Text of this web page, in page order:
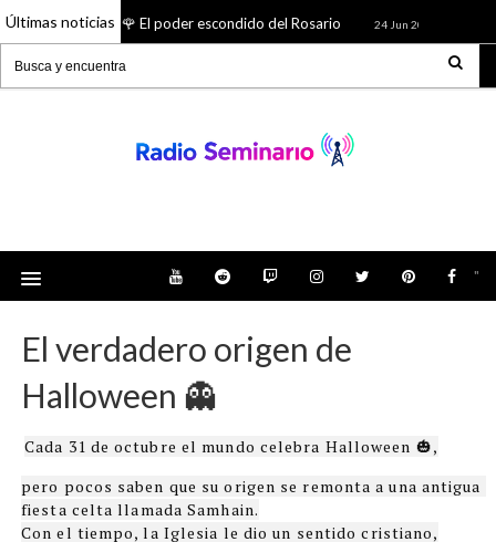
Últimas noticias
26 Jun 2026 🌹 El poder escondido del Rosario 24 Jun 2026
"
El verdadero origen de
Halloween 👻
Cada 31 de octubre el mundo celebra Halloween 🎃,
pero pocos saben que su origen se remonta a una antigua
fiesta celta llamada Samhain.
Con el tiempo, la Iglesia le dio un sentido cristiano,